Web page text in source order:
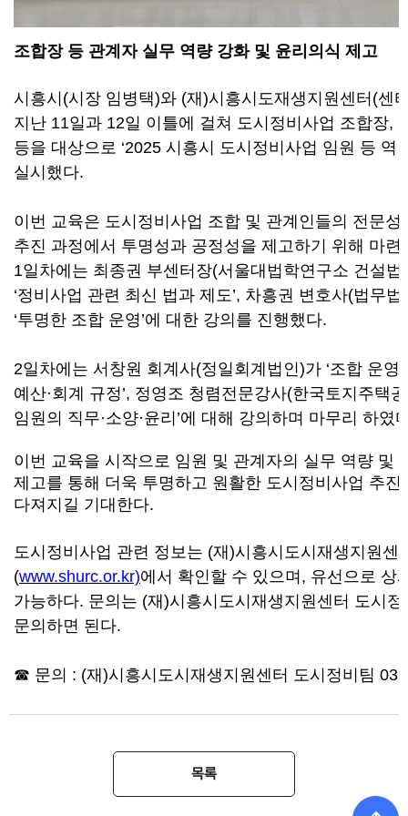
조합장 등 관계자 실무 역량 강화 및 윤리의식 제고
시흥시 (시장 임병택)와 (재 )시흥시도재생지원센터 (센
지난 11일과 12일 이틀에 걸쳐 도시정비사업 조합장,
등을 대상으로 ‘2025 시흥시 도시정비사업 임원 등 역
실시했다.
이번 교육은 도시정비사업 조합 및 관계인들의 전문성
추진 과정에서 투명성과 공정성을 제고하기 위해 마련
1일차에는 최종권 부센터장(서울대법학연구소 건설법
‘정비사업 관련 최신 법과 제도’, 차흥권 변호사(법무법
‘투명한 조합 운영’에 대한 강의를 진행했다.
2일차에는 서창원 회계사(정일회계법인)가 ‘조합 운영
예산·회계 규정’, 정영조 청렴전문강사(한국토지주택
임원의 직무·소양·윤리 ’에 대해 강의하며 마무리 하였
이번 교육을 시작으로 임원 및 관계자의 실무 역량 및
제고를 통해 더욱 투명하고 원활한 도시정비사업 추진
다져지길 기대한다.
도시정비사업 관련 정보는 (재 )시흥시도시재생지원센
(www.shurc.or.kr)에서 확인할 수 있으며 , 유선으로 상
가능하다. 문의는 (재 )시흥시도시재생지원센터 도시정
문의하면 된다.
☎ 문의 : (재 )시흥시도시재생지원센터 도시정비팀
목록